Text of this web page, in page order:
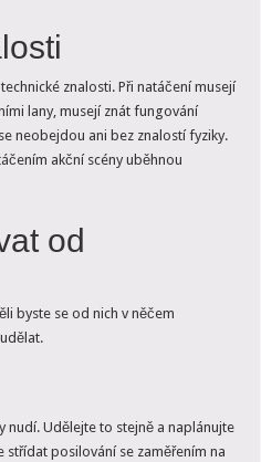
znalosti. Při natáčení musejí
lany, musejí znát fungování
neobejdou ani bez znalostí fyziky.
akční scény uběhnou
od
byste se od nich v něčem
nudí. Udělejte to stejně a naplánujte
střídat posilování se zaměřením na